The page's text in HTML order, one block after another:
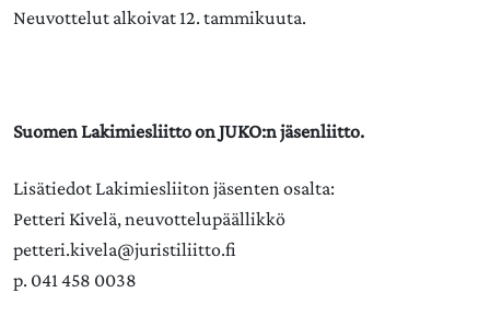
Neuvottelut alkoivat 12. tammikuuta.
Suomen Lakimiesliitto on JUKO:n jäsenliitto.
Lisätiedot Lakimiesliiton jäsenten osalta:
Petteri Kivelä, neuvottelupäällikkö
petteri.kivela@juristiliitto.fi
p. 041 458 0038